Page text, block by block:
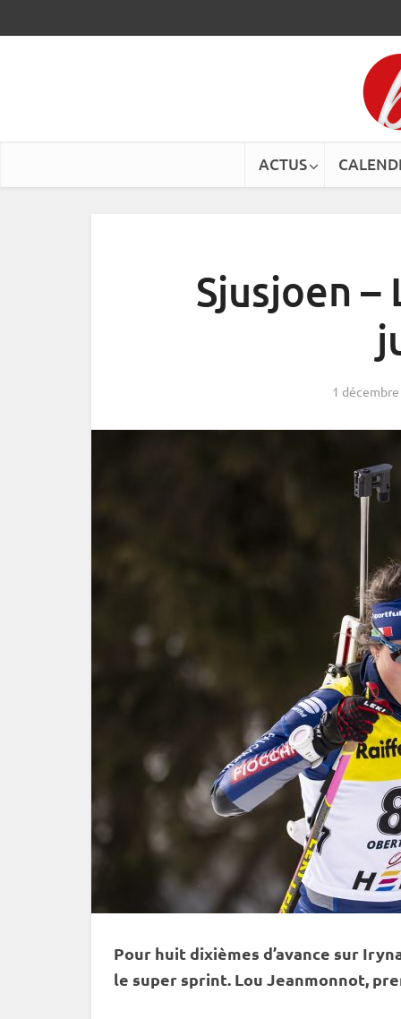
ACTUS
Sjusjoen –
1
Pour huit dixièmes d’avance sur
le super sprint. Lou Jeanmonnot,